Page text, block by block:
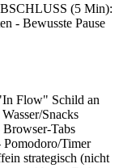
(5 Min):
- Bewusste Pause
Flow" Schild an
Snacks
Tabs
Timer
strategisch (nicht